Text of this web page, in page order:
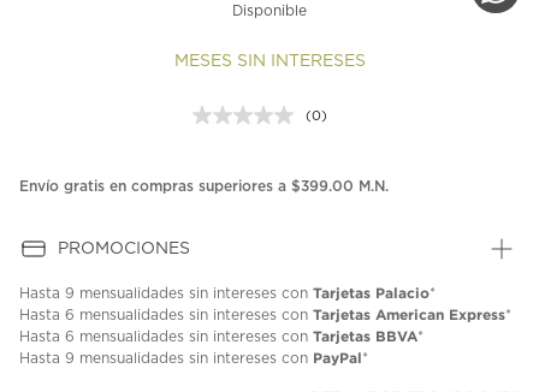
Disponible
MESES SIN INTERESES
Sin
en
(0)
Envío gratis en compras superiores a $399.00 M.N.
PROMOCIONES
Hasta 9 mensualidades sin intereses con Tarjetas Palacio*
Hasta 6 mensualidades sin intereses con Tarjetas American Express*
Hasta 6 mensualidades sin intereses con Tarjetas BBVA*
Hasta 9 mensualidades sin intereses con PayPal*